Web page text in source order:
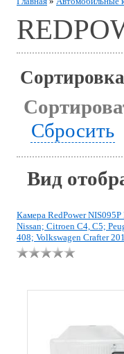
Сбросить
Вид
Камера RedPower NIS095P
Nissan; Citroen C4, C5;
408; Volkswagen Crafter